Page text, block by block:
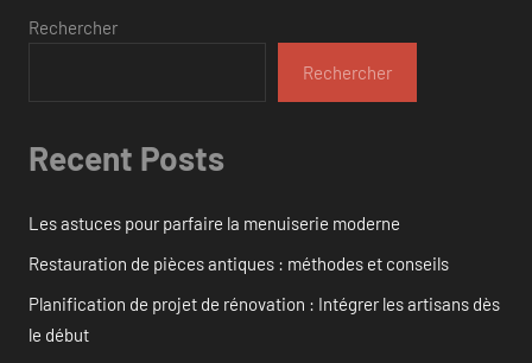
Rechercher
Rechercher
Recent Posts
Les astuces pour parfaire la menuiserie moderne
Restauration de pièces antiques : méthodes et conseils
Planification de projet de rénovation : Intégrer les artisans dès
le début